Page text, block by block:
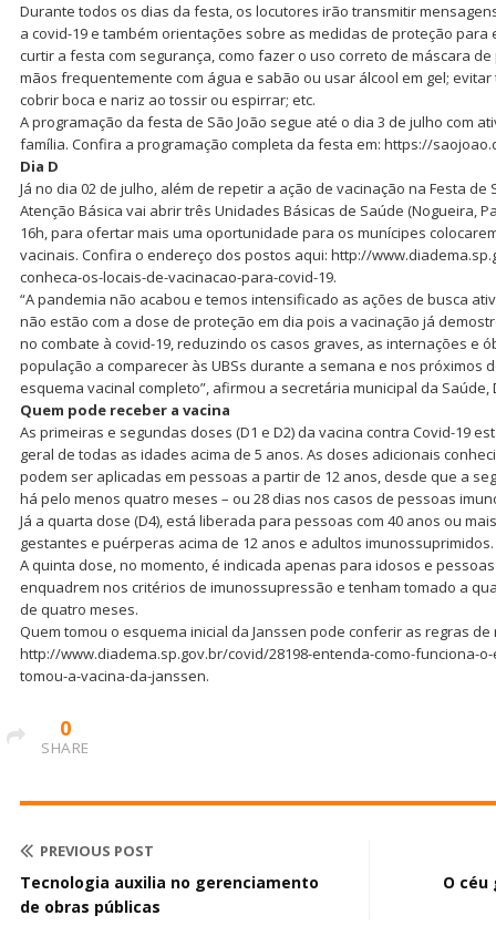
Durante todos os dias da festa, os locutores irão transmitir
a covid-19 e também orientações sobre as medidas de proteção
curtir a festa com segurança, como fazer o uso correto de máscara
mãos frequentemente com água e sabão ou usar álcool em gel;
cobrir boca e nariz ao tossir ou espirrar; etc.
A programação da festa de São João segue até o dia 3 de julho com
família. Confira a programação completa da festa em: https://
Dia D
Já no dia 02 de julho, além de repetir a ação de vacinação na Festa de
Atenção Básica vai abrir três Unidades Básicas de Saúde (Nogueira,
16h, para ofertar mais uma oportunidade para os munícipes
vacinais. Confira o endereço dos postos aqui: http://
conheca-os-locais-de-vacinacao-para-covid-19.
“A pandemia não acabou e temos intensificado as ações de busca
não estão com a dose de proteção em dia pois a vacinação já
no combate à covid-19, reduzindo os casos graves, as internações e
população a comparecer às UBSs durante a semana e nos próximos
esquema vacinal completo”, afirmou a secretária municipal da Saúde,
Quem pode receber a vacina
As primeiras e segundas doses (D1 e D2) da vacina contra Covid-19
geral de todas as idades acima de 5 anos. As doses adicionais
podem ser aplicadas em pessoas a partir de 12 anos, desde que a
há pelo menos quatro meses – ou 28 dias nos casos de pessoas
Já a quarta dose (D4), está liberada para pessoas com 40 anos ou
gestantes e puérperas acima de 12 anos e adultos imunossuprimidos.
A quinta dose, no momento, é indicada apenas para idosos e
enquadrem nos critérios de imunossupressão e tenham tomado a
de quatro meses.
Quem tomou o esquema inicial da Janssen pode conferir as regras
http://www.diadema.sp.gov.br/covid/28198-entenda-como-funciona-
tomou-a-vacina-da-janssen.
0
SHARE
PREVIOUS POST
Tecnologia auxilia no gerenciamento
de obras públicas
O